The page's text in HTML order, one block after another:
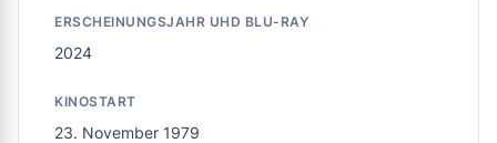
ERSCHEINUNGSJAHR UHD BLU-RAY
2024
KINOSTART
23. November 1979